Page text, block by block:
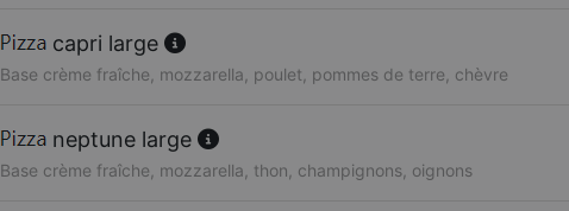
capri large
Base crème fraîche, mozzarella, poulet, pommes de terre, chèvre
neptune large
Base crème fraîche, mozzarella, thon, champignons, oignons